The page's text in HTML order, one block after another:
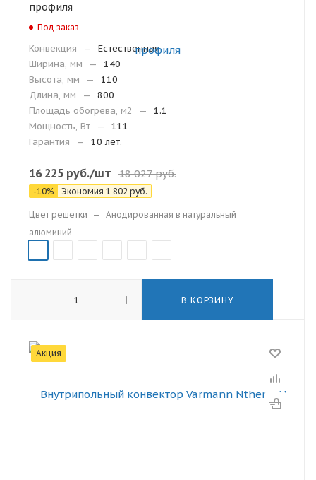
профиля
Под заказ
Конвекция —
Естественная
Ширина, мм
—
140
Высота, мм
—
110
Длина, мм
—
800
Площадь обогрева, м2
—
1.1
Мощность, Вт
—
111
Гарантия
— 10 лет.
16 225 руб./шт 18 027руб.
-10% Экономия 1 802 руб.
Цвет решетки — Анодированная в натуральный
алюминий
В КОРЗИНУ
Акция